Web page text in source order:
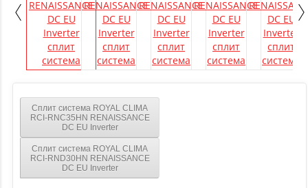
Сплит система ROYAL CLIMA
RCI-RNС35HN RENAISSANCE
DC EU Inverter
Сплит система ROYAL CLIMA
RCI-RND30HN RENAISSANCE
DC EU Inverter